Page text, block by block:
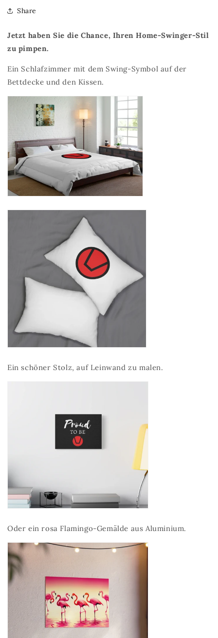
Share
Jetzt haben Sie die Chance, Ihren Home-Swinger-Stil
zu pimpen.
Ein Schlafzimmer mit dem Swing-Symbol auf der
Bettdecke und den Kissen.
Ein schöner Stolz, auf Leinwand zu malen.
Oder ein rosa Flamingo-Gemälde aus Aluminium.